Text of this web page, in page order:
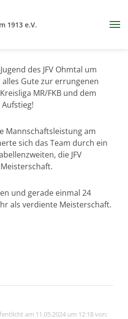
1913 e.V.
des JFV Ohmtal um
alles Gute zur errungenen
MR/FKB und dem
Mannschaftsleistung am
sich das Team durch ein
die JFV
und gerade einmal 24
als verdiente Meisterschaft.
am 11.05.2024 um 12:18 von: